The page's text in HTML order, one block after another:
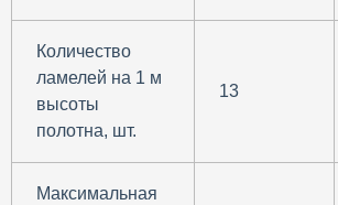
Количество
ламелей на 1 м
высоты
полотна, шт.
13
Максимальная